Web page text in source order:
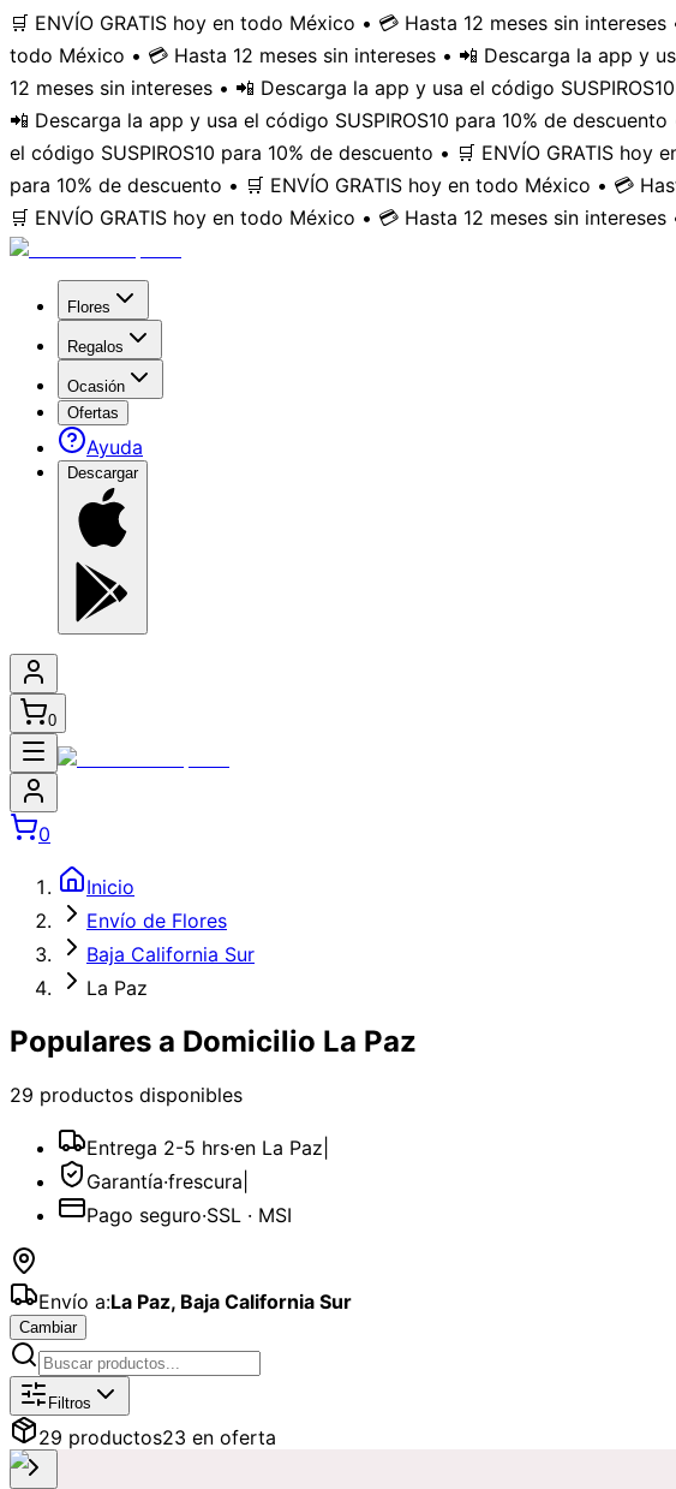
🛒 ENVÍO GRATIS hoy en todo México • 💳 Hasta 12 meses sin
todo México • 💳 Hasta 12 meses sin intereses • 📲 Descarga la app y
12 meses sin intereses • 📲 Descarga la app y usa el código
📲 Descarga la app y usa el código SUSPIROS10 para 10% de descuento
el código SUSPIROS10 para 10% de descuento • 🛒 ENVÍO GRATIS
para 10% de descuento • 🛒 ENVÍO GRATIS hoy en todo México • 💳
🛒 ENVÍO GRATIS hoy en todo México • 💳 Hasta 12 meses sin
Flores
Regalos
Ocasión
Ofertas
Ayuda
Descargar
0
0
Inicio
Envío de Flores
Baja California Sur
La Paz
Populares a Domicilio La Paz
29 productos disponibles
Entrega 2-5 hrs·en La Paz
Garantía·frescura
Pago seguro·SSL · MSI
Envío a:La Paz, Baja California Sur
Cambiar
Catálogo dePopulares
Filtros
29 productos23 en oferta